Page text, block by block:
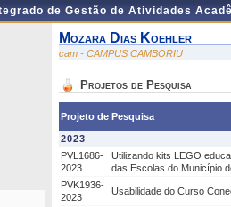
de Gestão de Atividades
Mozara Dias Koehler
cam - CAMPUS CAMBORIU
Projetos de Pesquisa
Projeto de Pesquisa
2023
PVL1686-
2023
Utilizando kits LEGO
das Escolas do Município
PVK1936-
2023
Usabilidade do Curso